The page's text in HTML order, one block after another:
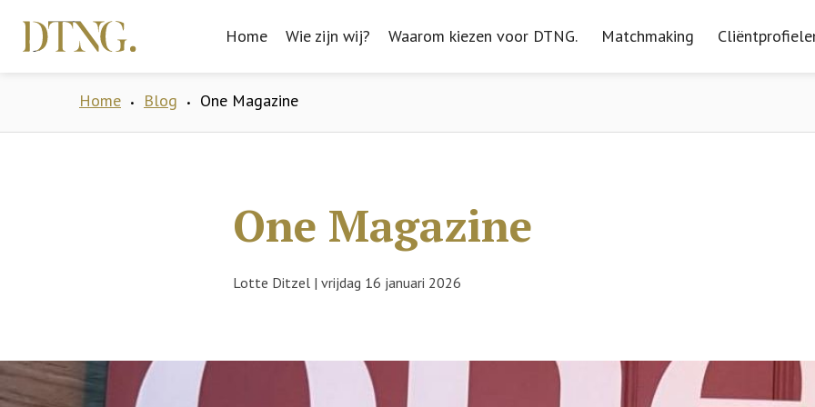
Home Wie zijn wij? Waarom kiezen voor DTNG. Matchmaking
Home Wie zijn wij? Waarom kiezen voor DTNG. Matchmaking
Home • Blog • One Magazine
One Magazine
Lotte Ditzel | vrijdag 16 januari 2026